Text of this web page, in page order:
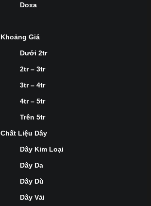
Doxa
Khoảng Giá
Dưới 2tr
2tr – 3tr
3tr – 4tr
4tr – 5tr
Trên 5tr
Chất Liệu Dây
Dây Kim Loại
Dây Da
Dây Dù
Dây Vải